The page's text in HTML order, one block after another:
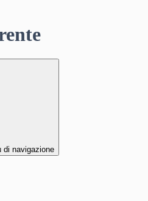
di navigazione